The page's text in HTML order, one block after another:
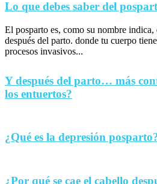
Lo que debes saber del
El posparto es, como su nombre
después del parto. donde tu cuerpo
procesos invasivos...
Y después del parto… más
los entuertos?
¿Qué es la depresión
¿Por qué se cae el cabello